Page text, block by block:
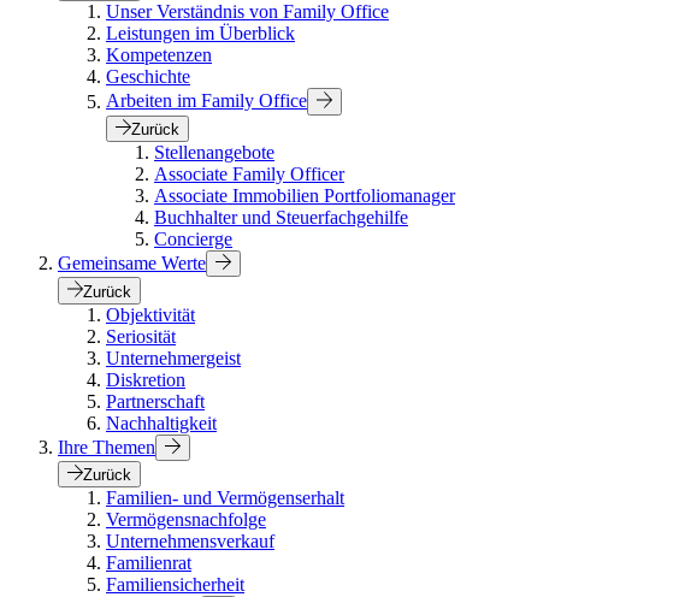
Unser Verständnis von Family Office
Leistungen im Überblick
Kompetenzen
Geschichte
Arbeiten im Family Office
Zurück
Stellenangebote
Associate Family Officer
Associate Immobilien Portfoliomanager
Buchhalter und Steuerfachgehilfe
Concierge
Gemeinsame Werte
Zurück
Objektivität
Seriosität
Unternehmergeist
Diskretion
Partnerschaft
Nachhaltigkeit
Ihre Themen
Zurück
Familien- und Vermögenserhalt
Vermögensnachfolge
Unternehmensverkauf
Familienrat
Familiensicherheit